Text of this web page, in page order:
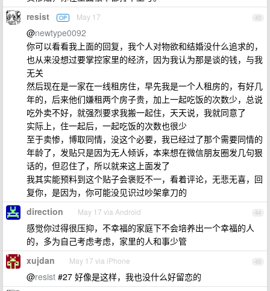
43
resist OP May 17
@newtype0092
你可以看看我上面的回复，我个人对物欲和结婚没什么追求的，
也从来没想过要掌控家里的经济，因为我认为那是谈的钱，与我
无关
然后现在是一家在一线租房住，早先我是一个人租房的，有好几
年的，后来他们嫌租两个房子贵，加上一起吃饭的次数少，总说
吃外卖不好，就强烈要求我搬一起住，天天说，我就同意了
实际上，住一起后，一起吃饭的次数也很少
至于卖惨，博取同情，没这个必要，我已经过了那个需要同情的
年龄了，发贴只是因为无人倾诉，本来想在微信朋友圈发几句狠
话的，但忍住了，所以就来这上面发了
我其实能预料到这个贴子会褒贬不一，看着评论，无悲无喜，回
复你，是因为，你可能没见识过吵架拿刀的
44
direction May 17 via Android
感觉你过得很压抑，不幸福的家庭下不会培养出一个幸福的人
的，多为自己考虑考虑，家里的人和事少管
45
xujdan May 17 via iPhone
@resist #27 好像是这样，我也没什么好留恋的